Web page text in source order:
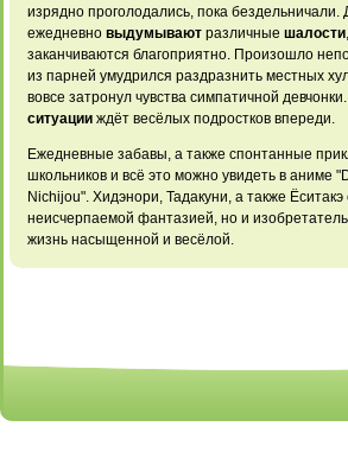
изрядно проголодались, пока бездельничали.
ежедневно выдумывают различные шалости,
заканчиваются благоприятно. Произошло
из парней умудрился раздразнить местных
вовсе затронул чувства симпатичной
ситуации ждёт весёлых подростков впереди.
Ежедневные забавы, а также спонтанные
школьников и всё это можно увидеть в аниме
Nichijou". Хидэнори, Тадакуни, а также
неисчерпаемой фантазией, но и
жизнь насыщенной и весёлой.